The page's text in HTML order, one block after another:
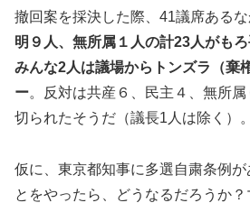
撤回案を採決した際、41議席あるな
明９人、無所属１人の計23人がもろ
みんな2人は議場からトンズラ（棄
ー。反対は共産６、民主４、無所
切られたそうだ（議長1人は除く）。
仮に、東京都知事に多選自粛条例が
とをやったら、どうなるだろうか